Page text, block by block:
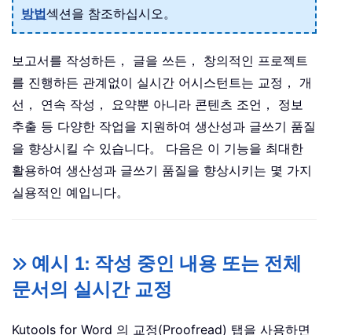
방법섹션을 참조하십시오。
보고서를 작성하든， 글을 쓰든， 창의적인 프로젝트
를 진행하든 관계없이 실시간 어시스턴트는 교정， 개
선， 연속 작성， 요약뿐 아니라 콘텐츠 조언， 정보
추출 등 다양한 작업을 지원하여 생산성과 글쓰기 품질
을 향상시킬 수 있습니다。 다음은 이 기능을 최대한
활용하여 생산성과 글쓰기 품질을 향상시키는 몇 가지
실용적인 예입니다。
예시 1: 작성 중인 내용 또는 전체
문서의 실시간 교정
Kutools for Word 의 교정(Proofread) 탭을 사용하면